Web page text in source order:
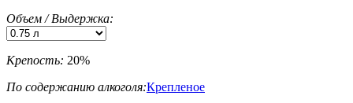
Объем / Выдержка:
Крепость: 20%
По содержанию алкоголя:Крепленое